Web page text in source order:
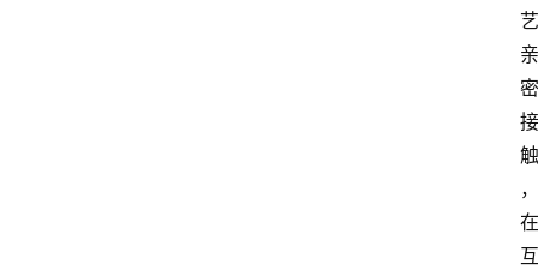
艺
亲
密
接
触
，
在
互